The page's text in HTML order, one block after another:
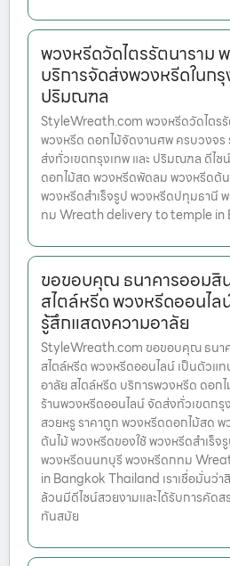
พวงหรีดวัดไตรรัตนาราม
บริการจัดส่งพวงหรีดในกรุ
ปริมณฑล
StyleWreath.com พวงหรีดวัดไตรรั
พวงหรีด ดอกไม้จัดงานศพ ครบวงจร
ส่งทั่วเขตกรุงเทพ และ ปริมณฑล ดีไ
ดอกไม้สด พวงหรีดพัดลม พวงหรีดต้
พวงหรีดสำเร็จรูป พวงหรีดปทุมธานี
ทม Wreath delivery to temple in
ขอขอบคุณ ธนาคารออมสิน
สไตล์หรีด พวงหรีดออนไล
รู้สึกแสดงความอาลัย
StyleWreath.com ขอขอบคุณ ธนาค
สไตล์หรีด พวงหรีดออนไลน์ เป็นตัวแ
อาลัย สไตล์หรีด บริการพวงหรีด ดอก
ร้านพวงหรีดออนไลน์ จัดส่งทั่วเขตก
สวยหรู ราคาถูก พวงหรีดดอกไม้สด
ต้นไม้ พวงหรีดของใช้ พวงหรีดสำเร็
พวงหรีดนนทบุรี พวงหรีดกทม
in Bangkok Thailand เราเชื่อมั่นว่า
ล้วนมีดีไซน์สวยงามและได้รับการคัด
ทันสมัย